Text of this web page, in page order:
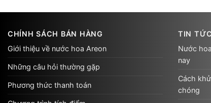
CHÍNH SÁCH BÁN HÀNG
Giới thiệu về nước hoa Areon
Những câu hỏi thường gặp
Phương thức thanh toán
TIN
Nước
nay
Cách
chóng